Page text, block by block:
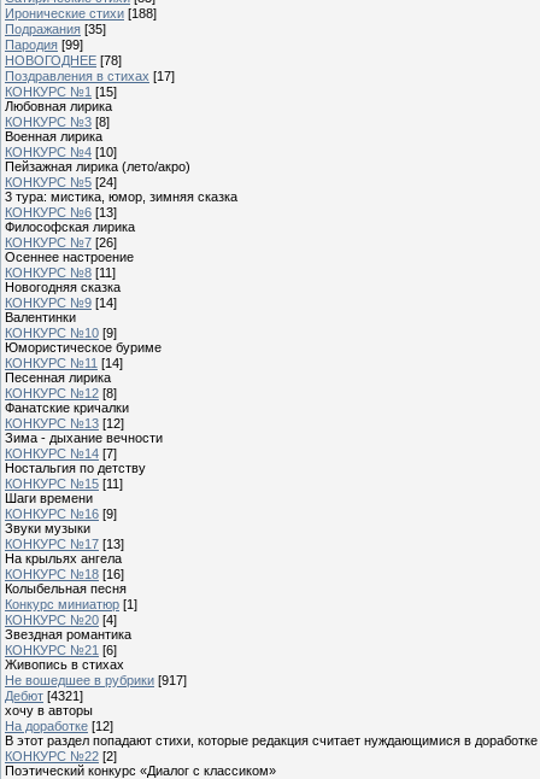
Иронические стихи [188]
Подражания [35]
Пародия [99]
НОВОГОДНЕЕ [78]
Поздравления в стихах [17]
КОНКУРС №1 [15]
Любовная лирика
КОНКУРС №3 [8]
Военная лирика
КОНКУРС №4 [10]
Пейзажная лирика (лето/акро)
КОНКУРС №5 [24]
3 тура: мистика, юмор, зимняя сказка
КОНКУРС №6 [13]
Философская лирика
КОНКУРС №7 [26]
Осеннее настроение
КОНКУРС №8 [11]
Новогодняя сказка
КОНКУРС №9 [14]
Валентинки
КОНКУРС №10 [9]
Юмористическое буриме
КОНКУРС №11 [14]
Песенная лирика
КОНКУРС №12 [8]
Фанатские кричалки
КОНКУРС №13 [12]
Зима - дыхание вечности
КОНКУРС №14 [7]
Ностальгия по детству
КОНКУРС №15 [11]
Шаги времени
КОНКУРС №16 [9]
Звуки музыки
КОНКУРС №17 [13]
На крыльях ангела
КОНКУРС №18 [16]
Колыбельная песня
Конкурс миниатюр [1]
КОНКУРС №20 [4]
Звездная романтика
КОНКУРС №21 [6]
Живопись в стихах
Не вошедшее в рубрики [917]
Дебют [4321]
хочу в авторы
На доработке [12]
В этот раздел попадают стихи, которые редакция считает нуждающимися в доработке
КОНКУРС №22 [2]
Поэтический конкурс «Диалог с классиком»